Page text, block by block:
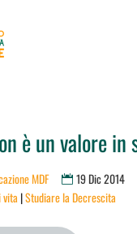
è un valore in
MDF 19 Dic 2014
|Studiare la Decrescita